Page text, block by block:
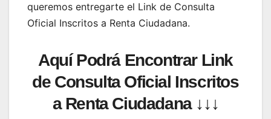
queremos entregarte el Link de Consulta
Oficial Inscritos a Renta Ciudadana.
Aquí Podrá Encontrar Link
de Consulta Oficial Inscritos
a Renta Ciudadana ↓↓↓